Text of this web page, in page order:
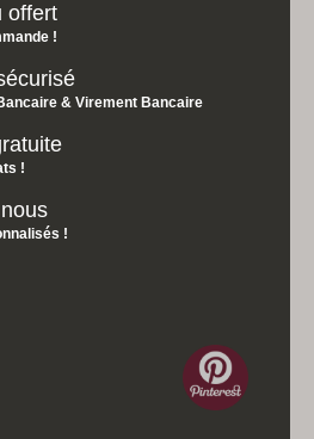
offert
!
& Virement Bancaire
!
!